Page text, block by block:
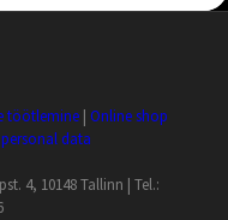
töötlemine | Online shop
data
4, 10148 Tallinn | Tel.: